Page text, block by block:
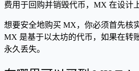
费用于回购并销毁代币，MX 在设计
想要安全地购买 MX，你必须首先核
MX 是基于以太坊的代币，如果在转
永久丢失。